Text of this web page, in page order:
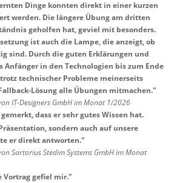
Dinge konnten direkt in einer kurzen
werden. Die längere Übung am dritten
geholfen hat, geviel mit besonders.
ist auch die Lampe, die anzeigt, ob
sind. Durch die guten Erklärungen und
Anfänger in den Technologien bis zum Ende
technischer Probleme meinerseits
Lösung alle Übungen mitmachen."
IT-Designers GmbH im Monat 1/2026
dass er sehr gutes Wissen hat.
sondern auch auf unsere
er direkt antworten."
Sartorius Stedim Systems GmbH im Monat
Vortrag gefiel mir."